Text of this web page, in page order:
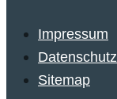
Impressum
Datenschutz
Sitemap